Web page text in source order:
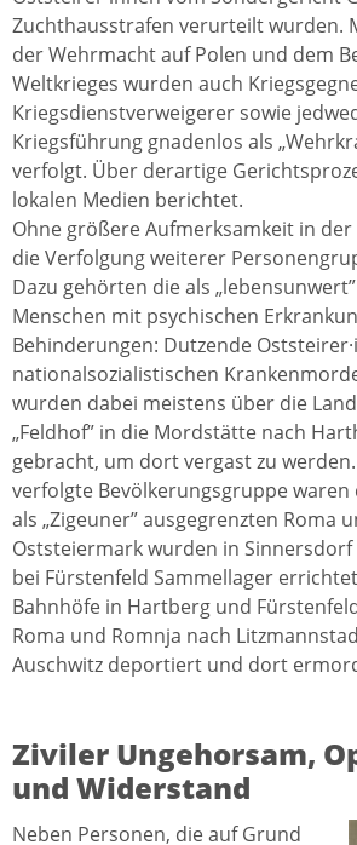
Zuchthausstrafen verurteilt wurden.
der Wehrmacht auf Polen und dem
Weltkrieges wurden auch
Kriegsdienstverweigerer sowie
Kriegsführung gnadenlos als
verfolgt. Über derartige
lokalen Medien berichtet.
Ohne größere Aufmerksamkeit in
die Verfolgung weiterer
Dazu gehörten die als
Menschen mit psychischen
Behinderungen: Dutzende
nationalsozialistischen
wurden dabei meistens über die
„Feldhof” in die Mordstätte nach
gebracht, um dort vergast zu
verfolgte Bevölkerungsgruppe waren
als „Zigeuner” ausgegrenzten Roma
Oststeiermark wurden in
bei Fürstenfeld Sammellager
Bahnhöfe in Hartberg und
Roma und Romnja nach
Auschwitz deportiert und dort
Ziviler Ungehorsam,
und Widerstand
Neben Personen, die auf Grund